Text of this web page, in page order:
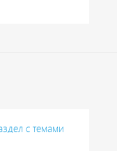
с темами